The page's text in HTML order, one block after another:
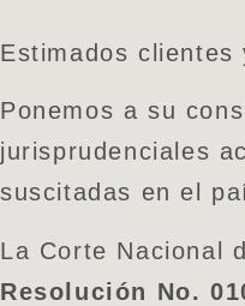
Estimados clientes
Ponemos a su
jurisprudenciales
suscitadas en el
La Corte Nacional
Resolución No.